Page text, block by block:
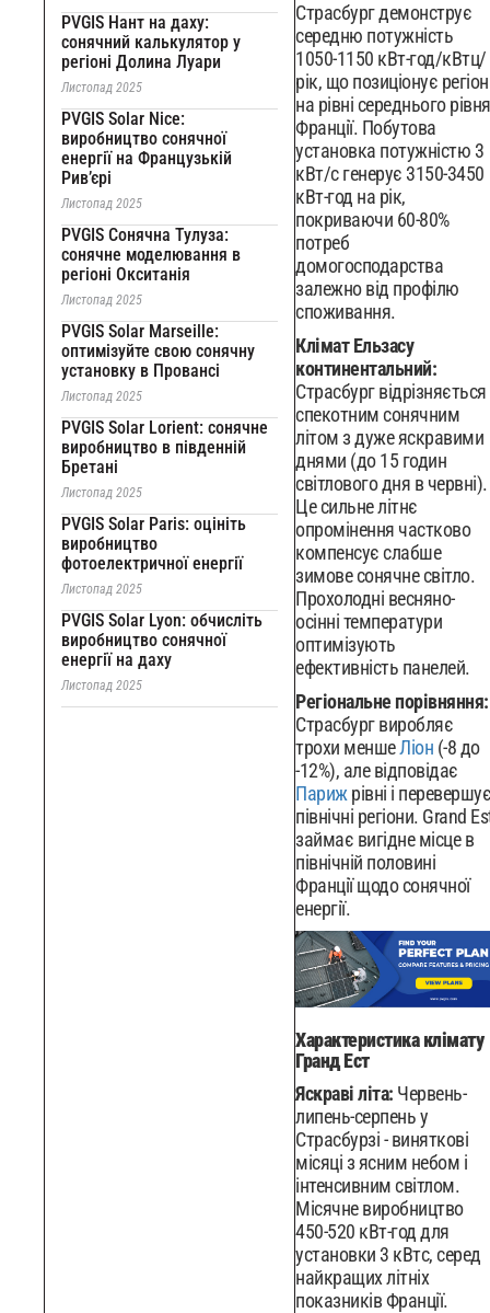
PVGIS Нант на даху:
сонячний калькулятор у
регіоні Долина Луари
Листопад 2025
PVGIS Solar Nice:
виробництво сонячної
енергії на Французькій
Рив’єрі
Листопад 2025
PVGIS Сонячна Тулуза:
сонячне моделювання в
регіоні Окситанія
Листопад 2025
PVGIS Solar Marseille:
оптимізуйте свою сонячну
установку в Провансі
Листопад 2025
PVGIS Solar Lorient: сонячне
виробництво в південній
Бретані
Листопад 2025
PVGIS Solar Paris: оцініть
виробництво
фотоелектричної енергії
Листопад 2025
PVGIS Solar Lyon: обчисліть
виробництво сонячної
енергії на даху
Листопад 2025
Страсбург демонструє
середню потужність
1050-1150 кВт-год/кВтц/
рік, що позиціонує регіон
на рівні середнього рівня
Франції. Побутова
установка потужністю 3
кВт/с генерує 3150-3450
кВт-год на рік,
покриваючи 60-80%
потреб
домогосподарства
залежно від профілю
споживання.
Клімат Ельзасу
континентальний:
Страсбург відрізняється
спекотним сонячним
літом з дуже яскравими
днями (до 15 годин
світлового дня в червні).
Це сильне літнє
опромінення частково
компенсує слабше
зимове сонячне світло.
Прохолодні весняно-
осінні температури
оптимізують
ефективність панелей.
Регіональне порівняння:
Страсбург виробляє
трохи меншеЛіон (-8 до
-12%), але відповідає
Париж рівні і перевершує
північні регіони. Grand
займає вигідне місце в
північній половині
Франції щодо сонячної
енергії.
Характеристика клімату
Гранд Ест
Яскраві літа: Червень-
липень-серпень у
Страсбурзі - виняткові
місяці з ясним небом і
інтенсивним світлом.
Місячне виробництво
450-520 кВт-год для
установки 3 кВтc, серед
найкращих літніх
показників Франції.